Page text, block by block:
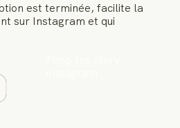
est terminée, facilite la
sur Instagram et qui